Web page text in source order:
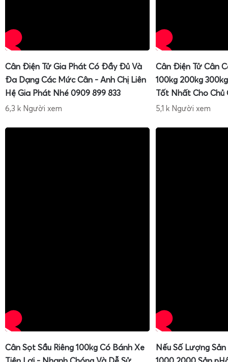
Cân Điện Tử Gia Phát Có Đầy Đủ Và
Đa Dạng Các Mức Cân - Anh Chị Liên
Hệ Gia Phát Nhé 0909 899 833
6,3 k Người xem
Cân Điện Tử Cân
100kg 200kg
Tốt Nhất Cho Chủ
5,1 k Người xem
Cân Sọt Sầu Riêng 100kg Có Bánh Xe
Nếu Số Lượng